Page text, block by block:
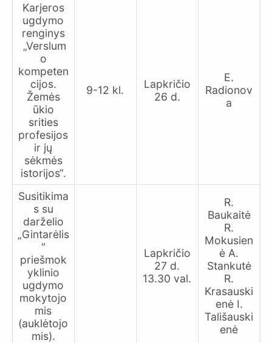
Karjeros
ugdymo
renginys
„Verslum
o
kompeten
cijos.
Žemės
ūkio
srities
profesijos
ir jų
sėkmės
istorijos“.
9-12 kl.
Lapkričio
26 d.
E.
Radionov
a
Susitikima
s su
darželio
„Gintarėlis
“
priešmok
yklinio
ugdymo
mokytojo
mis
(auklėtojo
mis).
Lapkričio
27 d.
13.30 val.
R.
Baukaitė
R.
Mokusien
ė A.
Stankutė
R.
Krasauski
enė I.
Tališauski
enė